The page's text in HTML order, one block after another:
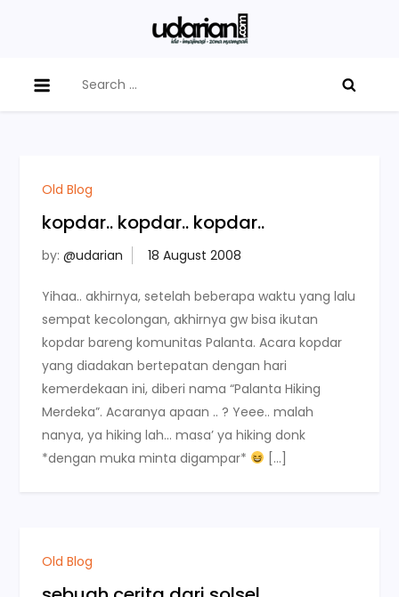
for:
Old Blog
kopdar.. kopdar.. kopdar..
by:@udarian
Yihaa.. akhirnya, setelah beberapa waktu yang lalu
sempat kecolongan, akhirnya gw bisa ikutan
kopdar bareng komunitas Palanta. Acara kopdar
yang diadakan bertepatan dengan hari
kemerdekaan ini, diberi nama “Palanta Hiking
Merdeka”. Acaranya apaan .. ? Yeee.. malah
nanya, ya hiking lah… masa’ ya hiking donk
*dengan muka minta digampar*
[…]
Old Blog